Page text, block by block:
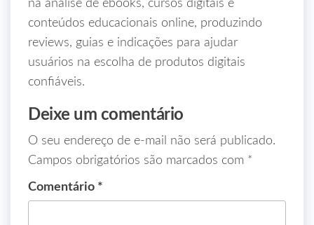
na análise de ebooks, cursos digitais e
conteúdos educacionais online, produzindo
reviews, guias e indicações para ajudar
usuários na escolha de produtos digitais
confiáveis.
Deixe um comentário
O seu endereço de e-mail não será publicado.
Campos obrigatórios são marcados com *
Comentário *